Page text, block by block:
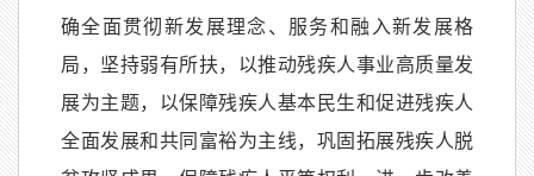
确全面贯彻新发展理念、服务和融入新发展格
局，坚持弱有所扶，以推动残疾人事业高质量发
展为主题，以保障残疾人基本民生和促进残疾人
全面发展和共同富裕为主线，巩固拓展残疾人脱